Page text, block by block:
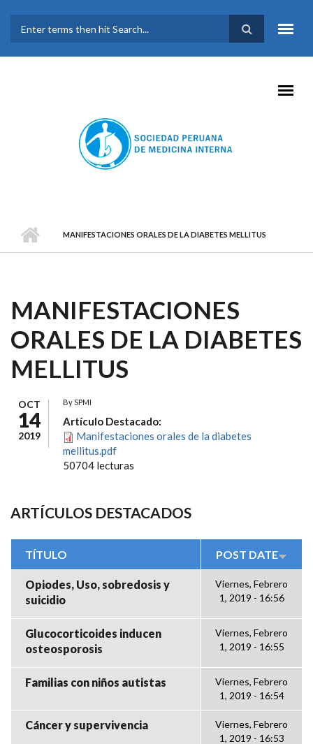
FORMULARIO DE
BÚSQUEDA
MANIFESTACIONES ORALES DE LA DIABETES MELLITUS
MANIFESTACIONES
ORALES DE LA DIABETES
MELLITUS
OCT
14
2019
BySPMI
Artículo Destacado:
Manifestaciones orales de la diabetes
mellitus.pdf
50704 lecturas
ARTÍCULOS DESTACADOS
TÍTULO POST DATE
Opiodes, Uso, sobredosis y
suicidio
Viernes, Febrero
1, 2019 - 16:56
Glucocorticoides inducen
osteosporosis
Viernes, Febrero
1, 2019 - 16:55
Familias con niños autistas
Viernes, Febrero
1, 2019 - 16:54
Cáncer y supervivencia
Viernes, Febrero
1, 2019 - 16:53